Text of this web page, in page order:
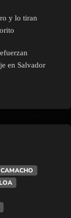
y lo tiran
en Salvador